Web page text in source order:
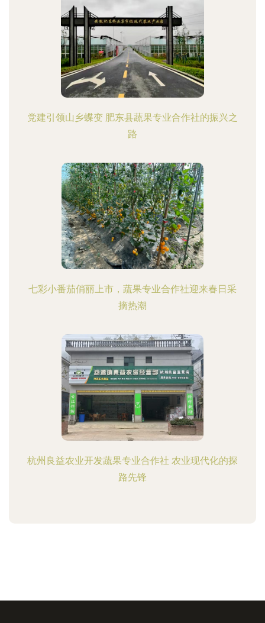
党建引领山乡蝶变 肥东县蔬果专业合作社的振兴之
路
七彩小番茄俏丽上市，蔬果专业合作社迎来春日采
摘热潮
杭州良益农业开发蔬果专业合作社 农业现代化的探
路先锋